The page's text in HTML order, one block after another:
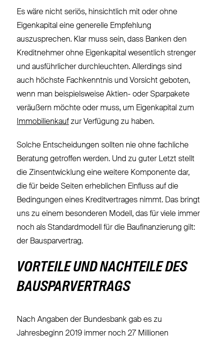
Es wäre nicht seriös, hinsichtlich mit oder ohne
Eigenkapital eine generelle Empfehlung
auszusprechen. Klar muss sein, dass Banken den
Kreditnehmer ohne Eigenkapital wesentlich strenger
und ausführlicher durchleuchten. Allerdings sind
auch höchste Fachkenntnis und Vorsicht geboten,
wenn man beispielsweise Aktien- oder Sparpakete
veräußern möchte oder muss, um Eigenkapital zum
Immobilienkaufzur Verfügung zu haben.
Solche Entscheidungen sollten nie ohne fachliche
Beratung getroffen werden. Und zu guter Letzt stellt
die Zinsentwicklung eine weitere Komponente dar,
die für beide Seiten erheblichen Einfluss auf die
Bedingungen eines Kreditvertrages nimmt. Das bringt
uns zu einem besonderen Modell, das für viele immer
noch als Standardmodell für die Baufinanzierung gilt:
der Bausparvertrag.
VORTEILE UND NACHTEILE DES
BAUSPARVERTRAGS
Nach Angaben der Bundesbank gab es zu
Jahresbeginn 2019 immer noch 27 Millionen